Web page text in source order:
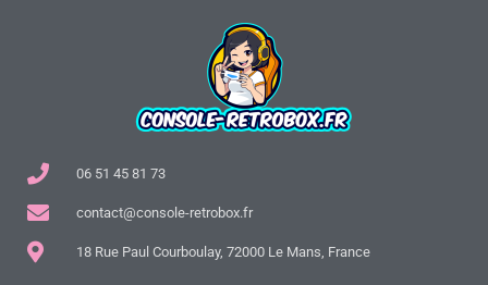
06 51 45 81 73
contact@console-retrobox.fr
18 Rue Paul Courboulay, 72000 Le Mans, France